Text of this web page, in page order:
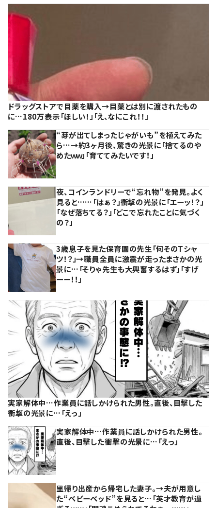
ドラッグストアで目薬を購入→目薬とは別に渡されたもの
に…180万表示「ほしい！」「え、なにこれ！！」
“芽が出てしまったじゃがいも”を植えてみた
ら…→約3ヶ月後、驚きの光景に「捨てるのや
めたｗｗ」「育ててみたいです！」
夜、コインランドリーで“忘れ物”を発見。よく
見ると……「はぁ？」衝撃の光景に「エーッ！？」
「なぜ落ちてる？」「どこで忘れたことに気づく
の？」
3歳息子を見た保育園の先生「何そのTシャ
ツ！？」→職員全員に激震が走ったまさかの光
景に…「そりゃ先生も大興奮するはず」「すげ
ーー！！」
実家解体中…作業員に話しかけられた男性。直後、目撃した
衝撃の光景に…「えっ」
実家解体中…作業員に話しかけられた男性。
直後、目撃した衝撃の光景に…「えっ」
里帰り出産から帰宅した妻子。→夫が用意し
た“ベビーベッド”を見ると…「英才教育が過